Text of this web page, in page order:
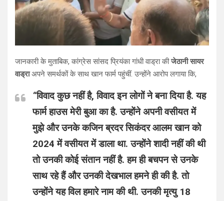
जानकारी के मुताबिक, कांग्रेस सांसद प्रियंका गांधी वाड्रा कीजेठानी सायर
वाड्राअपने समर्थकों के साथ खान फार्म पहुंचीं. उन्होंने आरोप लगाया कि,
“विवाद कुछ नहीं है, विवाद इन लोगों ने बना दिया है. यह
फार्म हाउस मेरी बुआ का है. उन्होंने अपनी वसीयत में
मुझे और उनके कजिन ब्रदर सिकंदर आलम खान को
2024 में वसीयत में डाला था. उन्होंने शादी नहीं की थी
तो उनकी कोई संतान नहीं है. हम ही बचपन से उनके
साथ रहे हैं और उनकी देखभाल हमने ही की है. तो
उन्होंने यह विल हमारे नाम की थी. उनकी मृत्यु 18